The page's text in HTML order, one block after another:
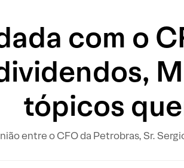
com o
tópicos
entre o CFO da Petrobras, Sr.